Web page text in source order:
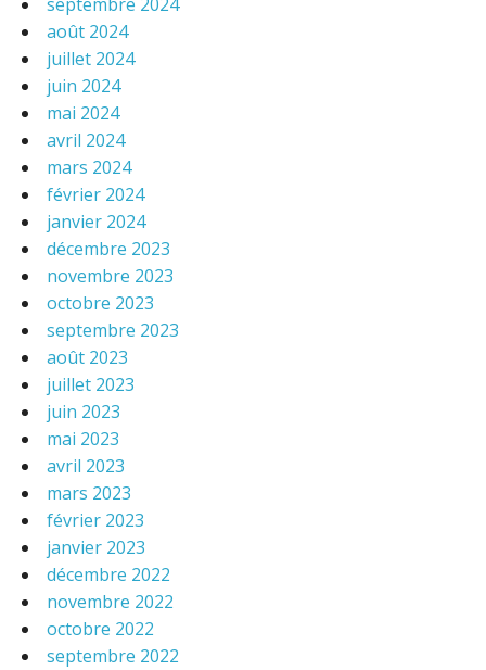
août 2024
juillet 2024
juin 2024
mai 2024
avril 2024
mars 2024
février 2024
janvier 2024
décembre 2023
novembre 2023
octobre 2023
septembre 2023
août 2023
juillet 2023
juin 2023
mai 2023
avril 2023
mars 2023
février 2023
janvier 2023
décembre 2022
novembre 2022
octobre 2022
septembre 2022